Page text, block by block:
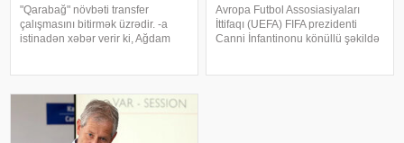
"Qarabağ" növbəti transfer
çalışmasını bitirmək üzrədir. -a
istinadən xəbər verir ki, Ağdam
gedir. "Köhlən atlar"
Avropa Futbol Assosiasiyaları
İttifaqı (UEFA) FIFA prezidenti
Canni İnfantinonu könüllü şəkildə